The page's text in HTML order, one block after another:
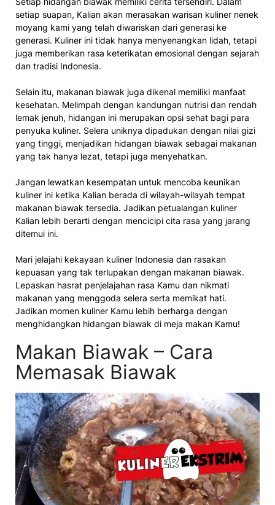
setiap suapan, Kalian akan merasakan warisan kuliner nenek
moyang kami yang telah diwariskan dari generasi ke
generasi. Kuliner ini tidak hanya menyenangkan lidah, tetapi
juga memberikan rasa keterikatan emosional dengan sejarah
dan tradisi Indonesia.
Selain itu, makanan biawak juga dikenal memiliki manfaat
kesehatan. Melimpah dengan kandungan nutrisi dan rendah
lemak jenuh, hidangan ini merupakan opsi sehat bagi para
penyuka kuliner. Selera uniknya dipadukan dengan nilai gizi
yang tinggi, menjadikan hidangan biawak sebagai makanan
yang tak hanya lezat, tetapi juga menyehatkan.
Jangan lewatkan kesempatan untuk mencoba keunikan
kuliner ini ketika Kalian berada di wilayah-wilayah tempat
makanan biawak tersedia. Jadikan petualangan kuliner
Kalian lebih berarti dengan mencicipi cita rasa yang jarang
ditemui ini.
Mari jelajahi kekayaan kuliner Indonesia dan rasakan
kepuasan yang tak terlupakan dengan makanan biawak.
Lepaskan hasrat penjelajahan rasa Kamu dan nikmati
makanan yang menggoda selera serta memikat hati.
Jadikan momen kuliner Kamu lebih berharga dengan
menghidangkan hidangan biawak di meja makan Kamu!
Makan Biawak – Cara
Memasak Biawak